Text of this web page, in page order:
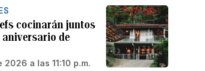
cocinarán juntos
aniversario de
a las 11:10 p.m.